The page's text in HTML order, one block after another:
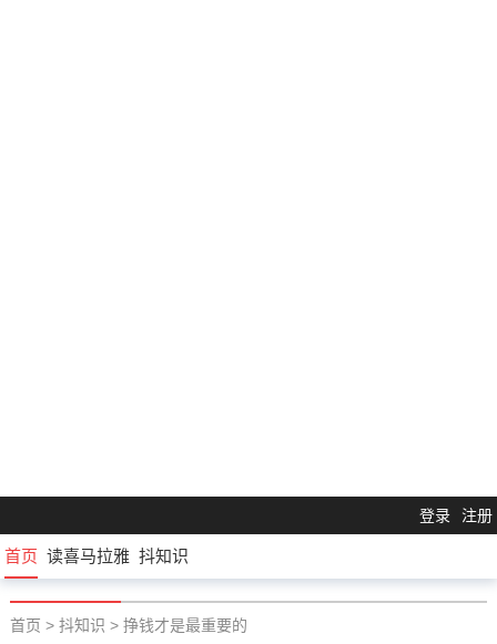
登录 注册
首页 读喜马拉雅 抖知识
首页 > 抖知识 > 挣钱才是最重要的